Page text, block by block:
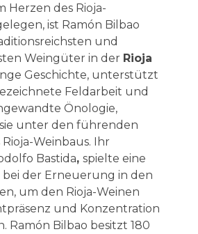
Herzen des Rioja-
ist Ramón Bilbao
und
Weingüter in der Rioja
Geschichte, unterstützt
Feldarbeit und
Önologie,
unter den führenden
Weinbaus. Ihr
Bastida, spielte eine
bei der Erneuerung in den
um den Rioja-Weinen
und Konzentration
Ramón Bilbao besitzt 180